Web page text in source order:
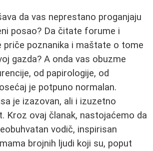
da vas neprestano proganjaju
posao? Da čitate forume i
priče poznanika i maštate o tome
gazda? A onda vas obuzme
od papirologije, od
je potpuno normalan.
je izazovan, ali i izuzetno
Kroz ovaj članak, nastojaćemo da
vodič, inspirisan
brojnih ljudi koji su, poput